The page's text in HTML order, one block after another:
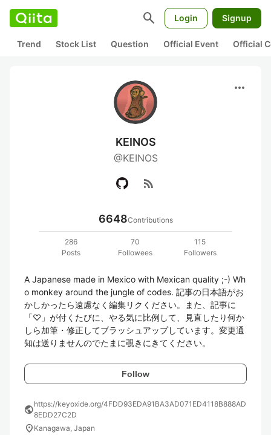
search Login Signup
Trend Stock List Question Official Event Official
more_horiz
KEINOS
@KEINOS
rss_feed
6648Contributions
286
Posts
70
Followees
115
Followers
A Japanese made in Mexico with Mexican quality ;-) Wh
o monkey around the jungle of codes. 記事の日本語がお
かしかったら遠慮なく編集リクください。また、記事に
「♡」が付くたびに、やる気に比例して、見直したり何か
しら加筆・修正してブラッシュアップしています。変更通
知は送りませんのでたまに覗きにきてください。
Follow
publichttps://keyoxide.org/4FDD93EDA91BA3AD071ED4118B888AD
8EDD27C2D
location_on Kanagawa, Japan